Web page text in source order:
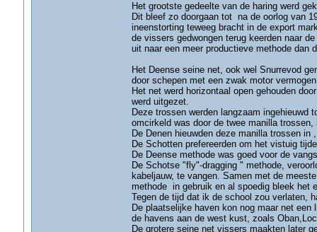
Het grootste gedeelte van de haring werd
Dit bleef zo doorgaan tot na de oorlog van
ineenstorting teweeg bracht in de export
de vissers gedwongen terug keerden naar
uit naar een meer productieve methode dan
Het Deense seine net, ook wel Snurrevod
door schepen met een zwak motor
Het net werd horizontaal open gehouden
werd uitgezet.
Deze trossen werden langzaam
omcirkeld was door de twee manilla
De Denen hieuwden deze manilla trossen
De Schotten prefereerden om het vistuig
De Deense methode was goed voor de
De Schotse "fly"-dragging " methode,
kabeljauw, te vangen. Samen met de
methode in gebruik en al spoedig bleek het
Tegen de tijd dat ik de school zou verlaten,
De plaatselijke haven kon nog maar net
de havens aan de west kust, zoals
De grotere seine net vissers maakten later